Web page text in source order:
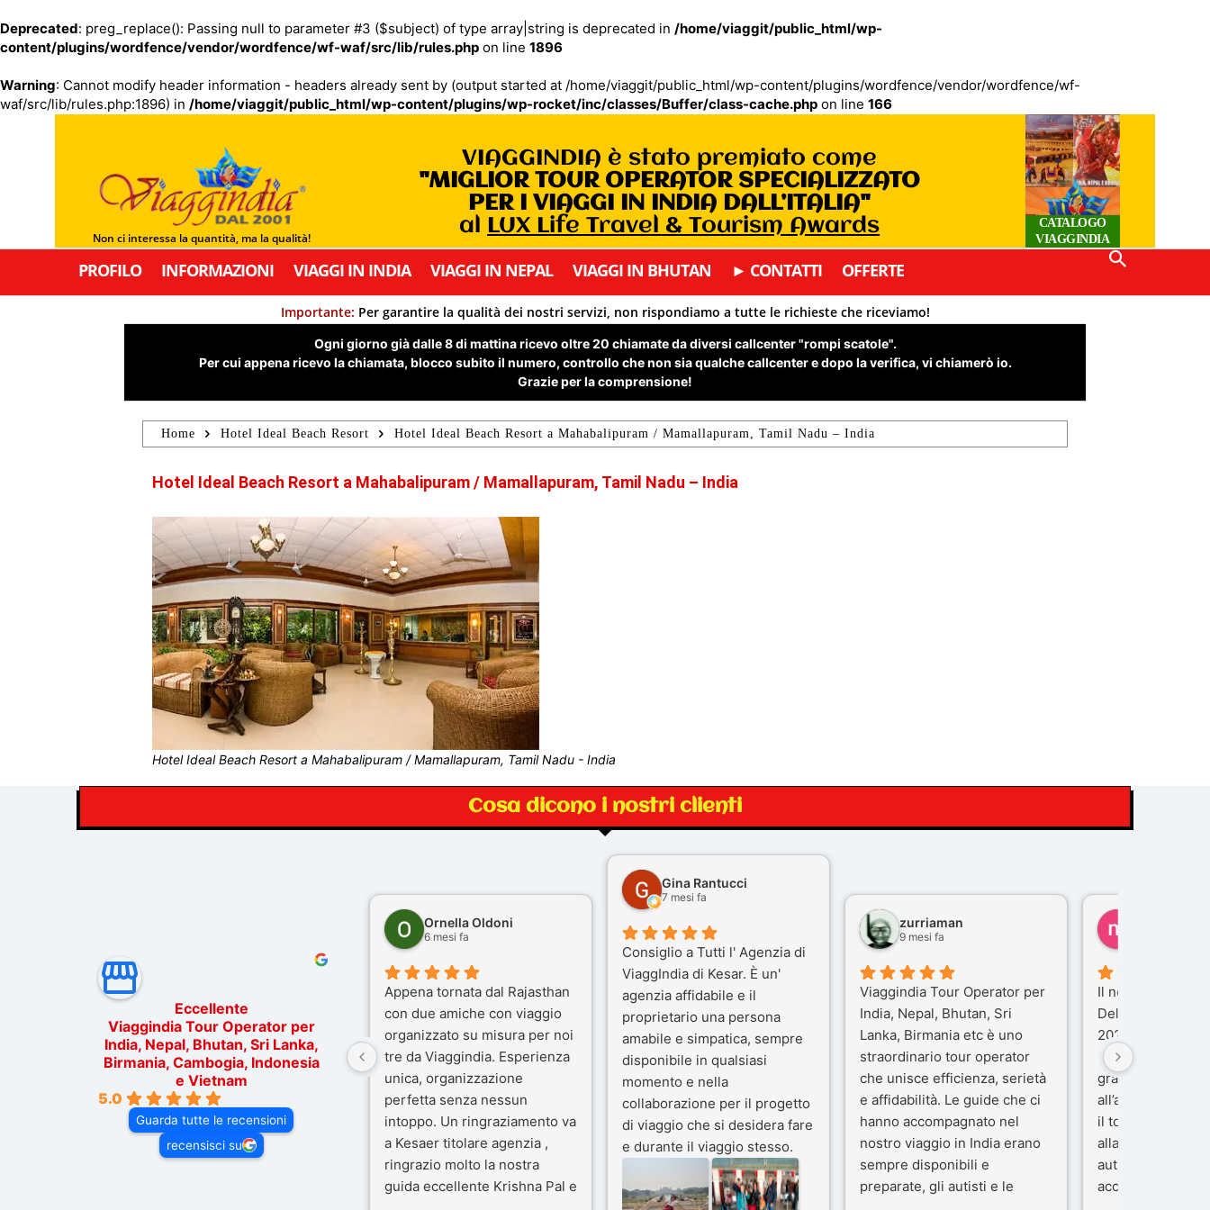
Deprecated: preg_replace(): Passing null to parameter #3 ($subject) of type array|string is deprecated in /home/viaggit/public_html/wp-
content/plugins/wordfence/vendor/wordfence/wf-waf/src/lib/rules.php on line 1896
Warning: Cannot modify header information - headers already sent by (output started at /home/viaggit/public_html/wp-content/plugins/wordfence/vendor/wordfence/wf-
waf/src/lib/rules.php:1896) in /home/viaggit/public_html/wp-content/plugins/wp-rocket/inc/classes/Buffer/class-cache.php on line 166
Non ci interessa la quantità, ma la qualità!
VIAGGINDIA è stato premiato come
"MIGLIOR TOUR OPERATOR SPECIALIZZATO
PER I VIAGGI IN INDIA DALL’ITALIA"
al LUX Life Travel & Tourism Awards
CATALOGO
VIAGGINDIA
PROFILO INFORMAZIONI VIAGGI IN INDIA VIAGGI IN NEPAL VIAGGI IN BHUTAN ► CONTATTI OFFERTE
Importante: Per garantire la qualità dei nostri servizi, non rispondiamo a tutte le richieste che riceviamo!
Ogni giorno già dalle 8 di mattina ricevo oltre 20 chiamate da diversi callcenter "rompi scatole".
Per cui appena ricevo la chiamata, blocco subito il numero, controllo che non sia qualche callcenter e dopo la verifica, vi chiamerò io.
Grazie per la comprensione!
Home Hotel Ideal Beach Resort Hotel Ideal Beach Resort a Mahabalipuram / Mamallapuram, Tamil Nadu – India
Hotel Ideal Beach Resort a Mahabalipuram / Mamallapuram, Tamil Nadu – India
Hotel Ideal Beach Resort a Mahabalipuram / Mamallapuram, Tamil Nadu - India
Cosa dicono i nostri clienti
Eccellente
Viaggindia Tour Operator per
India, Nepal, Bhutan, Sri Lanka,
Birmania, Cambogia, Indonesia
e Vietnam
5.0
Guarda tutte le recensioni
recensisci su
Ornella Oldoni
6 mesi fa
Appena tornata dal Rajasthan
con due amiche con viaggio
organizzato su misura per noi
tre da Viaggindia. Esperienza
unica, organizzazione
perfetta senza nessun
intoppo. Un ringraziamento va
a Kesaer titolare agenzia ,
ringrazio molto la nostra
guida eccellente Krishna Pal e
Gina Rantucci
7 mesi fa
Consiglio a Tutti l' Agenzia di
ViaggIndia di Kesar. È un'
agenzia affidabile e il
proprietario una persona
amabile e simpatica, sempre
disponibile in qualsiasi
momento e nella
collaborazione per il progetto
di viaggio che si desidera fare
e durante il viaggio stesso.
Siamo stati 3 settimane in
India a novembre 2025, 5
zurriaman
9 mesi fa
Viaggindia Tour Operator per
India, Nepal, Bhutan, Sri
Lanka, Birmania etc è uno
straordinario tour operator
che unisce efficienza, serietà
e affidabilità. Le guide che ci
hanno accompagnato nel
nostro viaggio in India erano
sempre disponibili e
preparate, gli autisti e le
Il nostro viaggio
Delhi e Varanasi
2025), è stata
che porteremo
gran parte del
all’agenzia che
il tour con cura e
alla nostra guida
autista che ci
accompagnati